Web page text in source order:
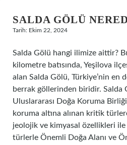
SALDA GÖLÜ
Tarih: Ekim 22, 2024
Salda Gölü hangi ilimize aittir?
kilometre batısında, Yeşilova
alan Salda Gölü, Türkiye’nin en
berrak göllerinden biridir. Salda
Uluslararası Doğa Koruma
koruma altına alınan kritik
jeolojik ve kimyasal özellikleri ile
türlerle Önemli Doğa Alanı ve